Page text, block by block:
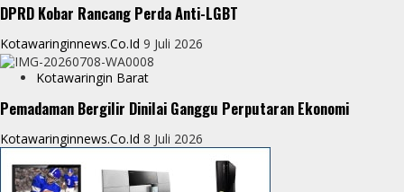
DPRD Kobar Rancang Perda Anti-LGBT
Kotawaringinnews.co.id 9 Juli 2026
Kotawaringin Barat
Pemadaman Bergilir Dinilai Ganggu Perputaran Ekonomi
Kotawaringinnews.co.id 8 Juli 2026